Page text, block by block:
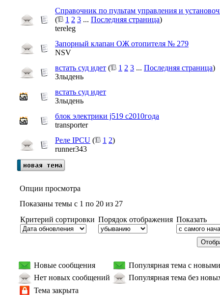
Справочник по пультам управления и
(
1 2 3 ... Последняя страница)
tereleg
Запорный клапан ОЖ отопителя № 279
NSV
встать суд идет ( 1 2 3 ... Последняя страница)
Злыдень
встать суд идет
Злыдень
блок электрики j519 с2010года
transporter
Реле IPCU ( 1 2)
runner343
Опции просмотра
Показаны темы с 1 по 20 из 27
Критерий сортировки Порядок отображения Показать
Новые сообщения
Популярная тема с
Нет новых сообщений
Популярная тема без
Тема закрыта